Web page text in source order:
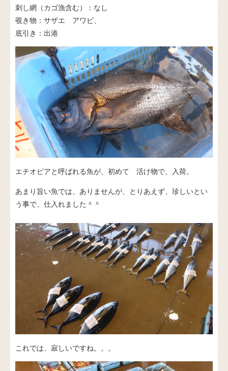
刺し網（カゴ漁含む）：なし
覗き物：サザエ アワビ、
底引き：出港
エチオピアと呼ばれる魚が、初めて 活け物で、入荷。
あまり旨い魚では、ありませんが、とりあえず、珍しいとい
う事で、仕入れました＾＾
これでは、寂しいですね。。。